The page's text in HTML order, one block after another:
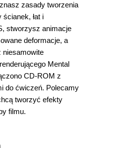
zasady tworzenia
łat i
stworzysz animacje
deformacje, a
Mental
CD-ROM z
do ćwiczeń. Polecamy
tworzyć efekty
filmu.